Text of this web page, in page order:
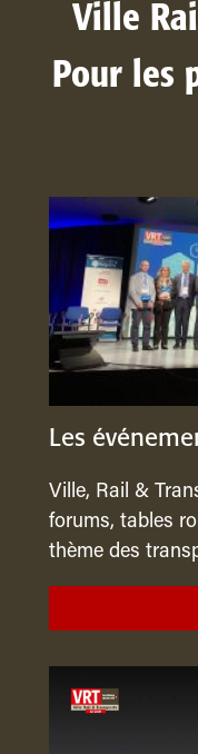
Ville
Pour les
Les
Ville, Rail &
forums, tables
thème des